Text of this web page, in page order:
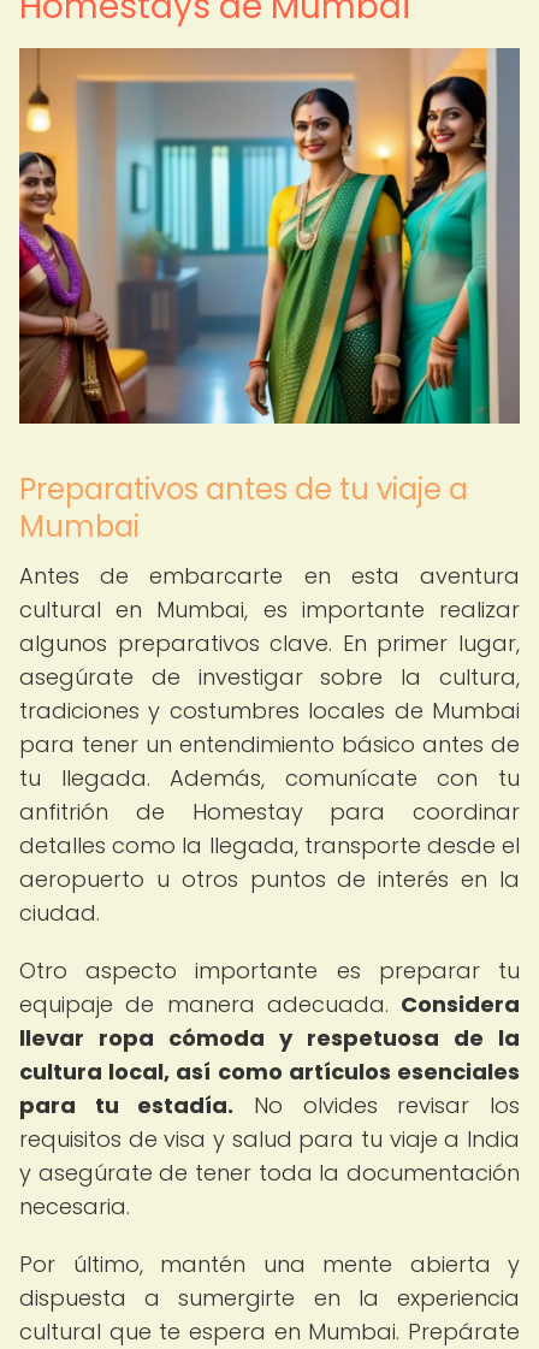
Preparativos antes de tu viaje a
Mumbai
Antes de embarcarte en esta aventura
cultural en Mumbai, es importante realizar
algunos preparativos clave. En primer lugar,
asegúrate de investigar sobre la cultura,
tradiciones y costumbres locales de Mumbai
para tener un entendimiento básico antes de
tu llegada. Además, comunícate con tu
anfitrión de Homestay para coordinar
detalles como la llegada, transporte desde el
aeropuerto u otros puntos de interés en la
ciudad.
Otro aspecto importante es preparar tu
equipaje de manera adecuada. Considera
llevar ropa cómoda y respetuosa de la
cultura local, así como artículos esenciales
para tu estadía. No olvides revisar los
requisitos de visa y salud para tu viaje a India
y asegúrate de tener toda la documentación
necesaria.
Por último, mantén una mente abierta y
dispuesta a sumergirte en la experiencia
cultural que te espera en Mumbai. Prepárate